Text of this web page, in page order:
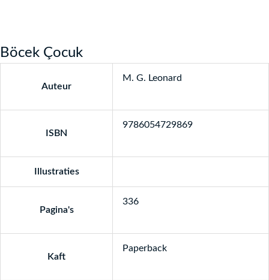
Böcek Çocuk
Auteur
M. G. Leonard
ISBN
9786054729869
Illustraties
Pagina's
336
Kaft
Paperback